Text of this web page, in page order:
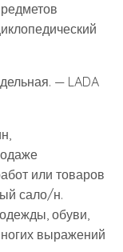
— LADA
или товаров
сало/н.
обуви,
выражений